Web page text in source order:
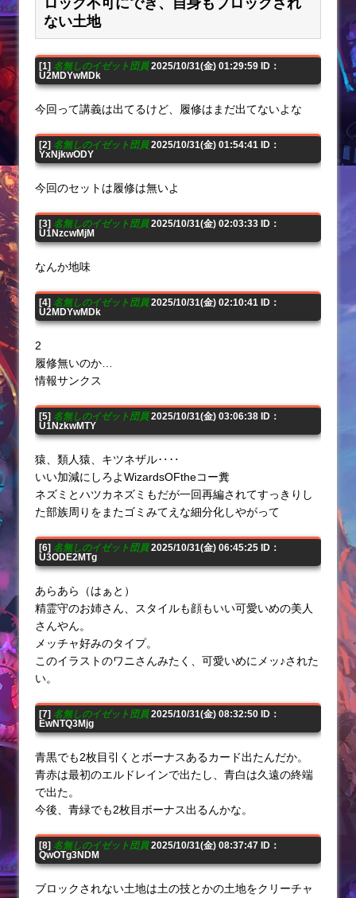
ない土地
[1] 名無しのイゼット団員2025/10/31(金) 01:29:59 ID：
U2MDYwMDk
今回って講義は出てるけど、履修はまだ出てないよな
[2] 名無しのイゼット団員2025/10/31(金) 01:54:41 ID：
YxNjkwODY
今回のセットは履修は無いよ
[3] 名無しのイゼット団員2025/10/31(金) 02:03:33 ID：
U1NzcwMjM
なんか地味
[4] 名無しのイゼット団員2025/10/31(金) 02:10:41 ID：
U2MDYwMDk
2
履修無いのか…
情報サンクス
[5] 名無しのイゼット団員2025/10/31(金) 03:06:38 ID：
U1NzkwMTY
猿、類人猿、キツネザル‥‥
いい加減にしろよWizardsOFtheコー糞
ネズミとハツカネズミもだが一回再編されてすっきりし
た部族周りをまたゴミみてえな細分化しやがって
[6] 名無しのイゼット団員2025/10/31(金) 06:45:25 ID：
U3ODE2MTg
あらあら（はぁと）
精霊守のお姉さん、スタイルも顔もいい可愛いめの美人
さんやん。
メッチャ好みのタイプ。
このイラストのワニさんみたく、可愛いめにメッ♪された
い。
[7] 名無しのイゼット団員2025/10/31(金) 08:32:50 ID：
EwNTQ3Mjg
青黒でも2枚目引くとボーナスあるカード出たんだか。
青赤は最初のエルドレインで出たし、青白は久遠の終端
で出た。
今後、青緑でも2枚目ボーナス出るんかな。
[8] 名無しのイゼット団員2025/10/31(金) 08:37:47 ID：
QwOTg3NDM
ブロックされない土地は土の技とかの土地をクリーチャ